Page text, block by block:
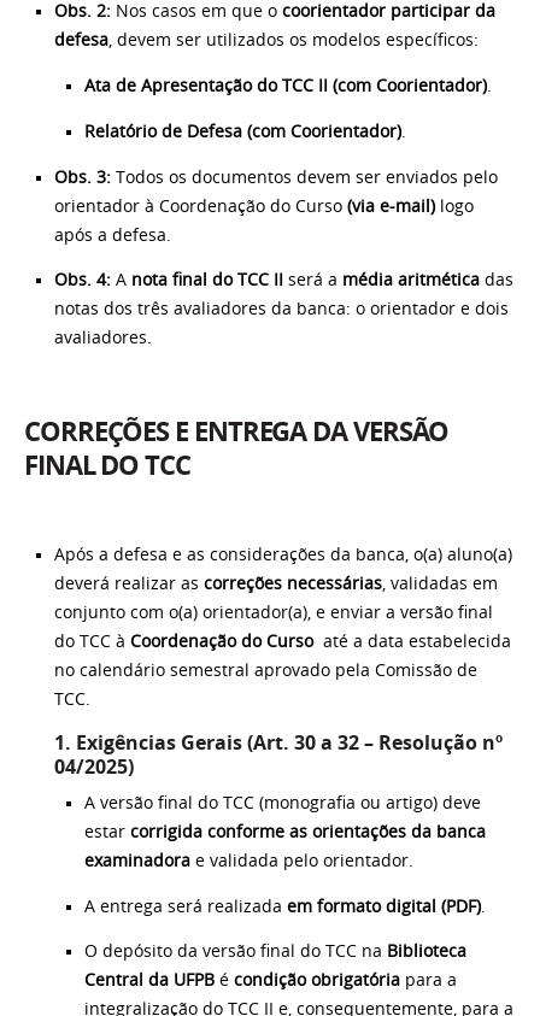
Obs. 2:Nos casos em que o coorientador participar da
defesa, devem ser utilizados os modelos específicos:
Ata de Apresentação do TCC II (com Coorientador).
Relatório de Defesa (com Coorientador).
Obs. 3:Todos os documentos devem ser enviados pelo
orientador à Coordenação do Curso (via e-mail)logo
após a defesa.
Obs. 4:A nota final do TCC IIserá a média aritméticadas
notas dos três avaliadores da banca: o orientador e dois
avaliadores.
CORREÇÕES E ENTREGA DA VERSÃO
FINAL DO TCC
Após a defesa e as considerações da banca, o(a) aluno(a)
deverá realizar as correções necessárias, validadas em
conjunto com o(a) orientador(a), e enviar a versão final
do TCC à Coordenação do Curso até a data estabelecida
no calendário semestral aprovado pela Comissão de
TCC.
1. Exigências Gerais (Art. 30 a 32 – Resolução nº
04/2025)
A versão final do TCC (monografia ou artigo) deve
estar corrigida conforme as orientações da banca
examinadorae validada pelo orientador.
A entrega será realizada em formato digital (PDF).
O depósito da versão final do TCC na Biblioteca
Central da UFPBé condição obrigatóriapara a
integralização do TCC II e, consequentemente, para a